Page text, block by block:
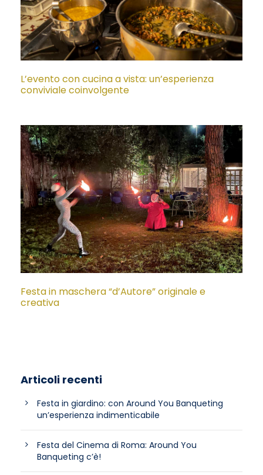
L’evento con cucina a vista: un’esperienza
conviviale coinvolgente
Festa in maschera “d’Autore” originale e
creativa
Articoli recenti
Festa in giardino: con Around You Banqueting
un’esperienza indimenticabile
Festa del Cinema di Roma: Around You
Banqueting c’è!